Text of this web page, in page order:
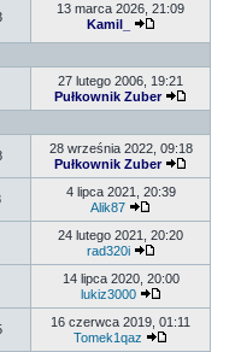
13 marca 2026, 21:09
Kamil_
27 lutego 2006, 19:21
Pułkownik Zuber
28 września 2022, 09:18
Pułkownik Zuber
4 lipca 2021, 20:39
Alik87
24 lutego 2021, 20:20
rad320i
14 lipca 2020, 20:00
lukiz3000
16 czerwca 2019, 01:11
Tomek1qaz